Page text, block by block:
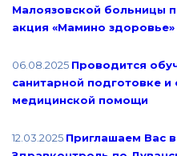
Малоязовской больницы
акция «Мамино здоровье»
06.08.2025 Проводится
санитарной подготовке и
медицинской помощи
12.03.2025 Приглашаем Вас